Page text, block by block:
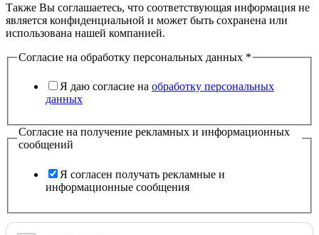
Также Вы соглашаетесь, что соответствующая информация не
является конфиденциальной и может быть сохранена или
использована нашей компанией.
Согласие на обработку персональных данных *
Я даю согласие на обработку персональных
данных
Согласие на получение рекламных и информационных
сообщений
Я согласен получать рекламные и
информационные сообщения